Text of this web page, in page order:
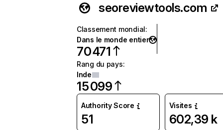
seoreviewtools.com
Classement mondial:
Dans le monde entier
70 471
Rang du pays:
Inde
15 099
Authority Score
51
Visites
602,39 k